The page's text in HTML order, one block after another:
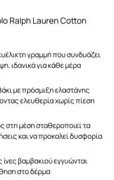
Ralph Lauren Cotton
γραμμή που συνδυάζει
ιδανικά για κάθε μέρα
με πρόσμιξη ελαστάνης
ελευθερία χωρίς πίεση
στη μέση σταθεροποιεί τα
και να προκαλεί δυσφορία
ίνες βαμβακιού εγγυώνται
στο δέρμα